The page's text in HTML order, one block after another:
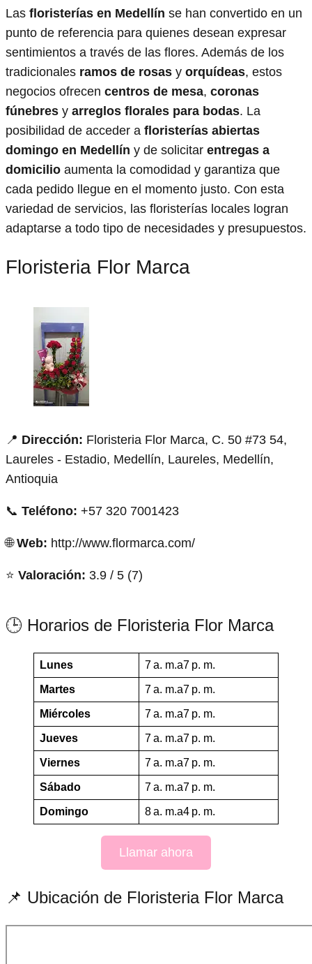
Las floristerías en Medellín se han convertido en un
punto de referencia para quienes desean expresar
sentimientos a través de las flores. Además de los
tradicionales ramos de rosas y orquídeas, estos
negocios ofrecen centros de mesa, coronas
fúnebres y arreglos florales para bodas. La
posibilidad de acceder a floristerías abiertas
domingo en Medellín y de solicitar entregas a
domicilio aumenta la comodidad y garantiza que
cada pedido llegue en el momento justo. Con esta
variedad de servicios, las floristerías locales logran
adaptarse a todo tipo de necesidades y presupuestos.
Floristeria Flor Marca
📍 Dirección: Floristeria Flor Marca, C. 50 #73 54,
Laureles - Estadio, Medellín, Laureles, Medellín,
Antioquia
📞 Teléfono: +57 320 7001423
🌐Web: http://www.flormarca.com/
⭐ Valoración: 3.9 / 5 (7)
🕒 Horarios de Floristeria Flor Marca
Lunes 7 a. m.a7 p. m.
Martes 7 a. m.a7 p. m.
Miércoles 7 a. m.a7 p. m.
Jueves 7 a. m.a7 p. m.
Viernes 7 a. m.a7 p. m.
Sábado 7 a. m.a7 p. m.
Domingo 8 a. m.a4 p. m.
Llamar ahora
📌 Ubicación de Floristeria Flor Marca